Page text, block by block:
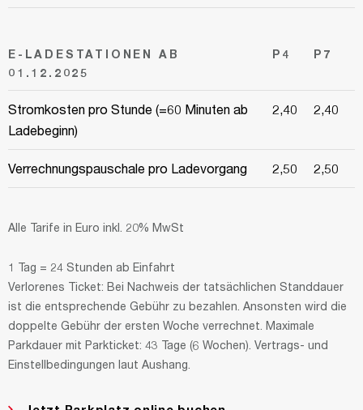
E-LADESTATIONEN AB
01.12.2025
P4 P7
Stromkosten pro Stunde (=60 Minuten ab
Ladebeginn)
2,40 2,40
Verrechnungspauschale pro Ladevorgang 2,50 2,50
Alle Tarife in Euro inkl. 20% MwSt
1 Tag = 24 Stunden ab Einfahrt
Verlorenes Ticket: Bei Nachweis der tatsächlichen Standdauer
ist die entsprechende Gebühr zu bezahlen. Ansonsten wird die
doppelte Gebühr der ersten Woche verrechnet. Maximale
Parkdauer mit Parkticket: 43 Tage (6 Wochen). Vertrags- und
Einstellbedingungen laut Aushang.